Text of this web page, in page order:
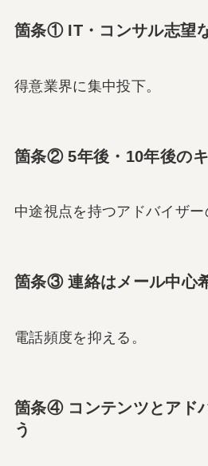
箇条① IT・コンサル志望
得意業界に集中投下。
箇条② 5年後・10年後の
中途視点を持つアドバイザー
箇条③ 連絡はメール中心
電話頻度を抑える。
箇条④ コンテンツとアド
う